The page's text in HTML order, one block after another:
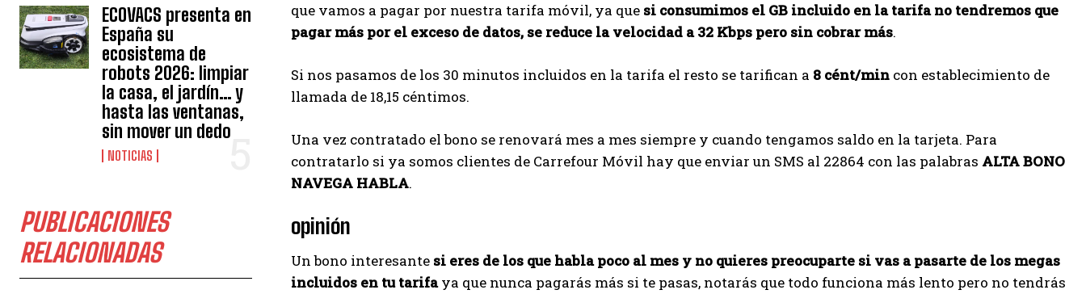
ECOVACS presenta en
España su
ecosistema de
robots 2026: limpiar
la casa, el jardín… y
hasta las ventanas,
sin mover un dedo
NOTICIAS
PUBLICACIONES
RELACIONADAS
que vamos a pagar por nuestra tarifa móvil, ya que si consumimos el GB incluido en la tarifa no tendremos que
pagar más por el exceso de datos, se reduce la velocidad a 32 Kbps pero sin cobrar más.
Si nos pasamos de los 30 minutos incluidos en la tarifa el resto se tarifican a 8 cént/min con establecimiento de
llamada de 18,15 céntimos.
Una vez contratado el bono se renovará mes a mes siempre y cuando tengamos saldo en la tarjeta. Para
contratarlo si ya somos clientes de Carrefour Móvil hay que enviar un SMS al 22864 con las palabras ALTA BONO
NAVEGA HABLA.
opinión
Un bono interesante si eres de los que habla poco al mes y no quieres preocuparte si vas a pasarte de los megas
incluidos en tu tarifaya que nunca pagarás más si te pasas, notarás que todo funciona más lento pero no tendrás